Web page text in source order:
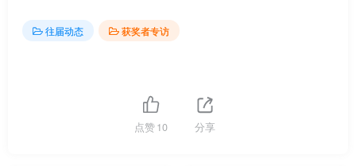
往届动态 获奖者专访
点赞10 分享